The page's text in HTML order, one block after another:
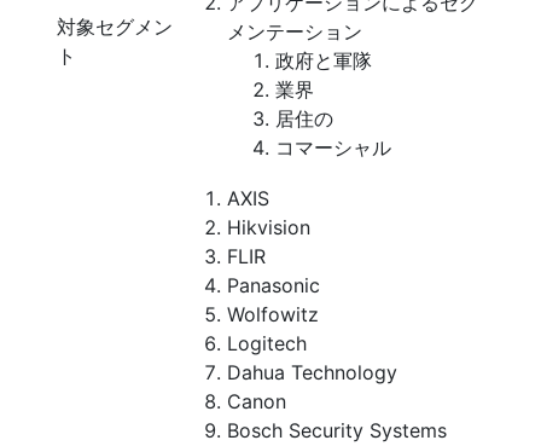
対象セグメン
ト
メンテーション
政府と軍隊
業界
居住の
コマーシャル
AXIS
Hikvision
FLIR
Panasonic
Wolfowitz
Logitech
Dahua Technology
Canon
Bosch Security Systems